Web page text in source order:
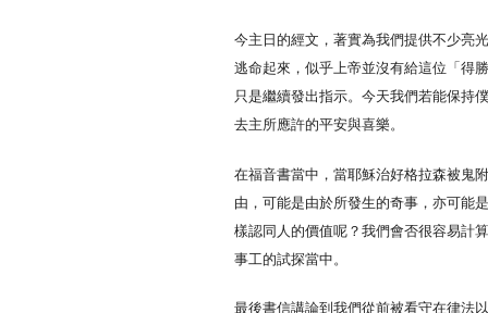
今主日的經文，著實為我們提供不少亮
逃命起來，似乎上帝並沒有給這位「得
只是繼續發出指示。今天我們若能保持
去主所應許的平安與喜樂。
在福音書當中，當耶穌治好格拉森被鬼
由，可能是由於所發生的奇事，亦可能
樣認同人的價值呢？我們會否很容易計
事工的試探當中。
最後書信講論到我們從前被看守在律法